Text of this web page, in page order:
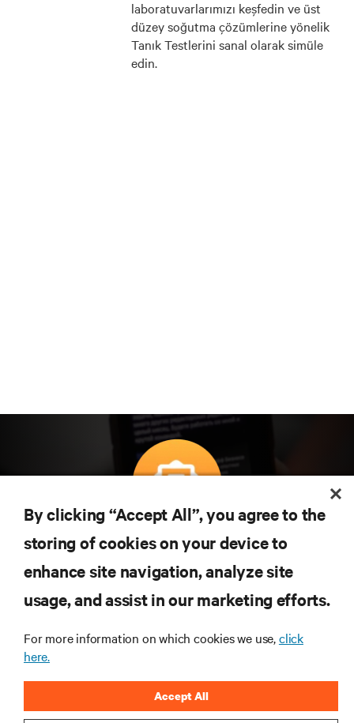
laboratuvarlarımızı keşfedin ve üst
düzey soğutma çözümlerine yönelik
Tanık Testlerini sanal olarak simüle
edin.
Teknolojideki en son trendleri öğrenmek için
abone olun
Veri merkezi ve altyapı yönetimine ilişkin en son
tartışmalar ve uzman görüşleri ile sektördeki en
önemli konular hakkında düzenli güncel bilgiler
By clicking “Accept All”, you agree to the
storing of cookies on your device to
enhance site navigation, analyze site
usage, and assist in our marketing efforts.
For more information on which cookies we use,click
here.
Accept All